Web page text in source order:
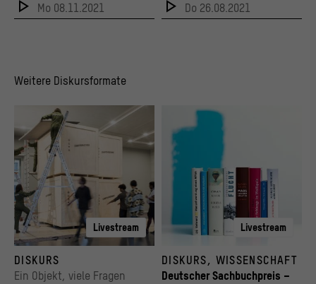
Mo 08.11.2021 Do 26.08.2021
Weitere Diskursformate
Livestream
© Kulturprojekte Berlin und Stadtmuseum Berlin | Foto: Louisa M. Summer
DISKURS
Ein Objekt, viele Fragen
Livestream
© vntr.media
DISKURS, WISSENSCHAFT
Deutscher Sachbuchpreis –